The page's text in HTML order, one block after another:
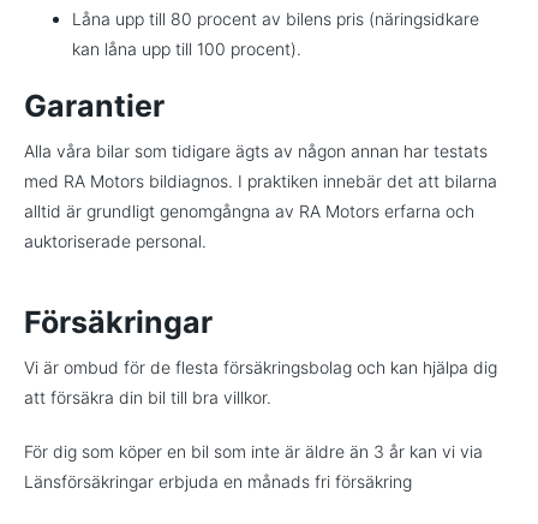
Låna upp till 80 procent av bilens pris (näringsidkare
kan låna upp till 100 procent).
Garantier
Alla våra bilar som tidigare ägts av någon annan har testats
med RA Motors bildiagnos. I praktiken innebär det att bilarna
alltid är grundligt genomgångna av RA Motors erfarna och
auktoriserade personal.
Försäkringar
Vi är ombud för de flesta försäkringsbolag och kan hjälpa dig
att försäkra din bil till bra villkor.
För dig som köper en bil som inte är äldre än 3 år kan vi via
Länsförsäkringar erbjuda en månads fri försäkring